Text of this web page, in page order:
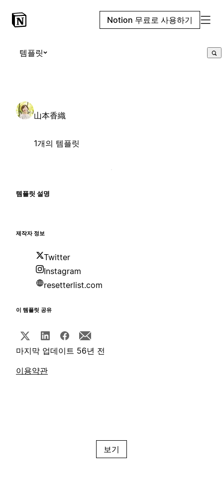
Notion 무료로 사용하기
템플릿
山本香織
1개의 템플릿
템플릿 설명
제작자 정보
Twitter
Instagram
resetterlist.com
이 템플릿 공유
마지막 업데이트 56년 전
이용약관
보기